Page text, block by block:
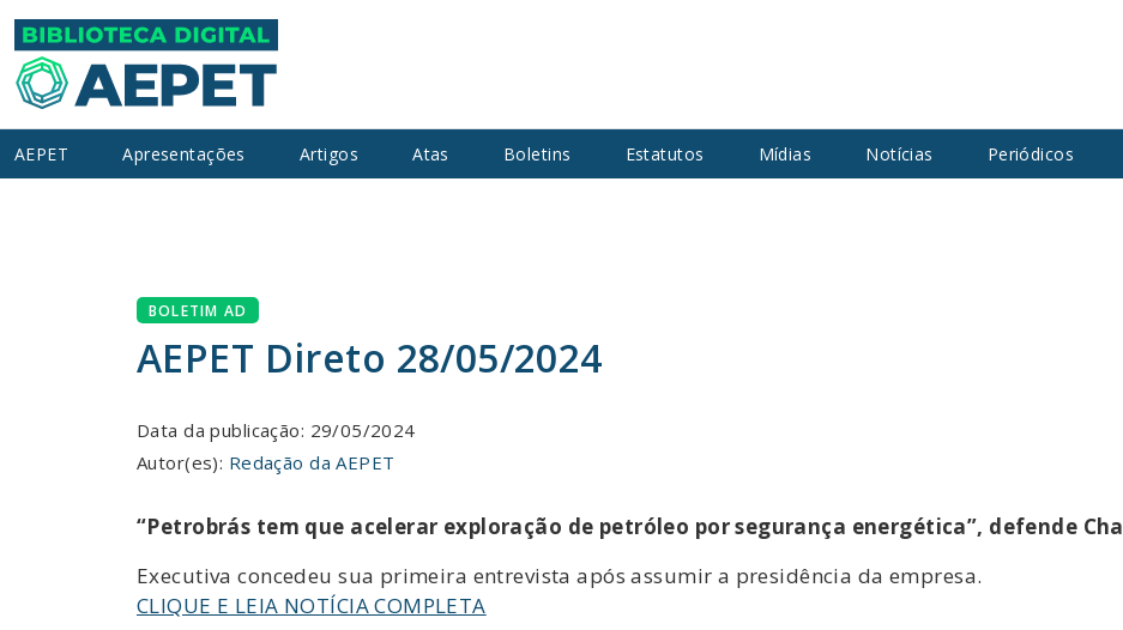
AEPET Apresentações Artigos Atas Boletins Estatutos Mídias Notícias Periódicos
BOLETIM AD
AEPET Direto 28/05/2024
Data da publicação: 29/05/2024
Autor(es): Redação da AEPET
“Petrobrás tem que acelerar exploração de petróleo por segurança energética”, defende
Executiva concedeu sua primeira entrevista após assumir a presidência da empresa.
CLIQUE E LEIA NOTÍCIA COMPLETA